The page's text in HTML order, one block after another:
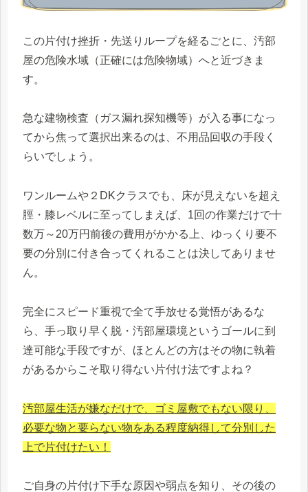
この片付け挫折・先送りループを経るごとに、汚部
屋の危険水域（正確には危険物域）へと近づきま
す。
急な建物検査（ガス漏れ探知機等）が入る事になっ
てから焦って選択出来るのは、不用品回収の手段く
らいでしょう。
ワンルームや２DKクラスでも、床が見えないを超え
脛・膝レベルに至ってしまえば、1回の作業だけで十
数万～20万円前後の費用がかかる上、ゆっくり要不
要の分別に付き合ってくれることは決してありませ
ん。
完全にスピード重視で全て手放せる覚悟があるな
ら、手っ取り早く脱・汚部屋環境というゴールに到
達可能な手段ですが、ほとんどの方はその物に執着
があるからこそ取り得ない片付け法ですよね？
汚部屋生活が嫌なだけで、ゴミ屋敷でもない限り、
必要な物と要らない物をある程度納得して分別した
上で片付けたい！
ご自身の片付け下手な原因や弱点を知り、その後の